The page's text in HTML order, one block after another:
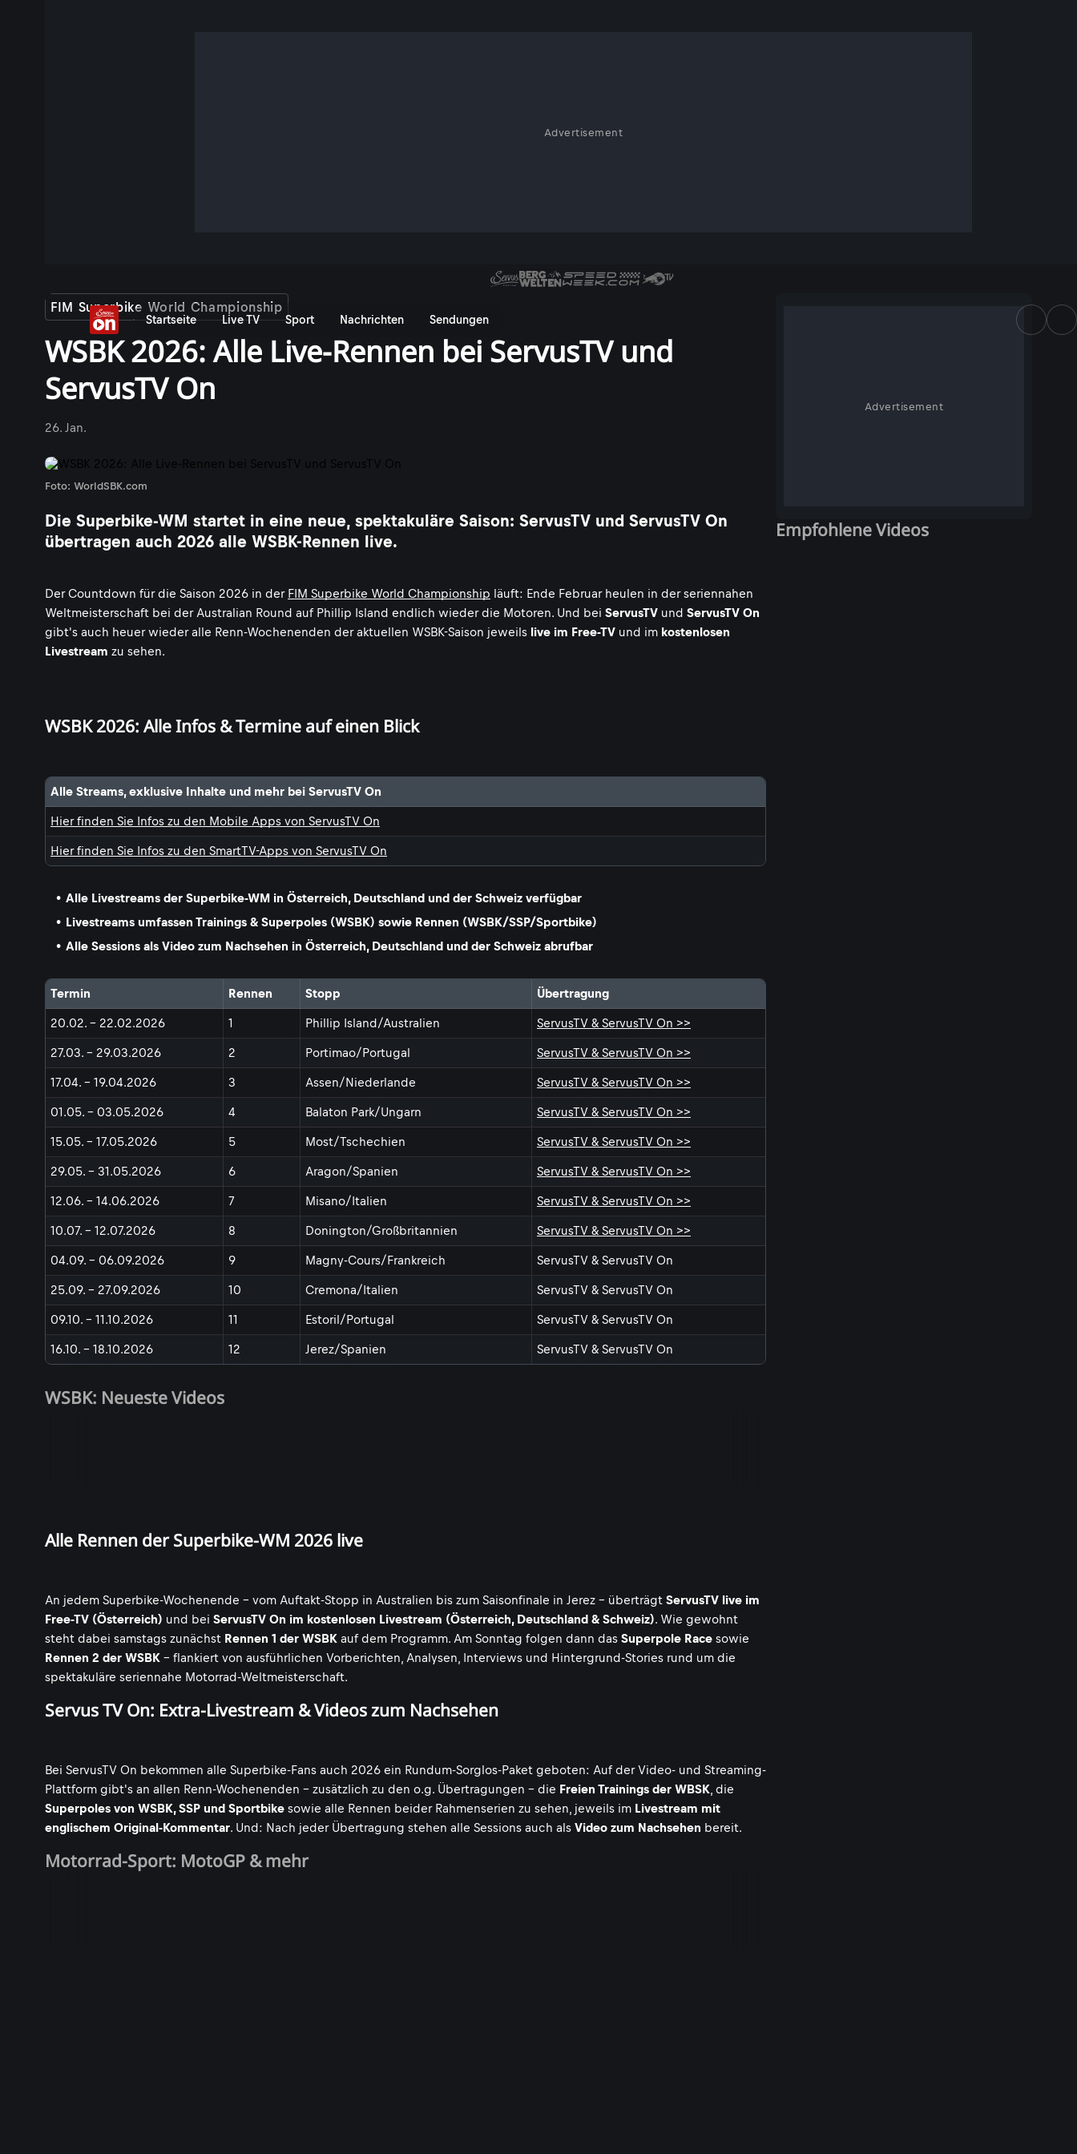
Advertisement
Startseite Live TV Sport Nachrichten Sendungen
FIM Superbike World Championship
WSBK 2026: Alle Live-Rennen bei ServusTV und
ServusTV On
26. Jan.
Foto: WorldSBK.com
Die Superbike-WM startet in eine neue, spektakuläre Saison: ServusTV und ServusTV On
übertragen auch 2026 alle WSBK-Rennen live.
Der Countdown für die Saison 2026 in der FIM Superbike World Championship läuft: Ende Februar heulen in der seriennahen
Weltmeisterschaft bei der Australian Round auf Phillip Island endlich wieder die Motoren. Und bei ServusTV und ServusTV On
gibt's auch heuer wieder alle Renn-Wochenenden der aktuellen WSBK-Saison jeweils live im Free-TV und im kostenlosen
Livestream zu sehen.
WSBK 2026: Alle Infos & Termine auf einen Blick
Alle Streams, exklusive Inhalte und mehr bei ServusTV On
Hier finden Sie Infos zu den Mobile Apps von ServusTV On
Hier finden Sie Infos zu den SmartTV-Apps von ServusTV On
Alle Livestreams der Superbike-WM in Österreich, Deutschland und der Schweiz verfügbar
Livestreams umfassen Trainings & Superpoles (WSBK) sowie Rennen (WSBK/SSP/Sportbike)
Alle Sessions als Video zum Nachsehen in Österreich, Deutschland und der Schweiz abrufbar
Termin Rennen Stopp Übertragung
20.02. - 22.02.2026 1 Phillip Island/Australien ServusTV & ServusTV On >>
27.03. - 29.03.2026 2 Portimao/Portugal ServusTV & ServusTV On >>
17.04. - 19.04.2026 3 Assen/Niederlande ServusTV & ServusTV On >>
01.05. - 03.05.2026 4 Balaton Park/Ungarn ServusTV & ServusTV On >>
15.05. - 17.05.2026 5 Most/Tschechien ServusTV & ServusTV On >>
29.05. - 31.05.2026 6 Aragon/Spanien ServusTV & ServusTV On >>
12.06. - 14.06.2026 7 Misano/Italien ServusTV & ServusTV On >>
10.07. - 12.07.2026 8 Donington/Großbritannien ServusTV & ServusTV On >>
04.09. - 06.09.2026 9 Magny-Cours/Frankreich ServusTV & ServusTV On
25.09. - 27.09.2026 10 Cremona/Italien ServusTV & ServusTV On
09.10. - 11.10.2026 11 Estoril/Portugal ServusTV & ServusTV On
16.10. - 18.10.2026 12 Jerez/Spanien ServusTV & ServusTV On
WSBK: Neueste Videos
Alle Rennen der Superbike-WM 2026 live
An jedem Superbike-Wochenende - vom Auftakt-Stopp in Australien bis zum Saisonfinale in Jerez - überträgt ServusTV live im
Free-TV (Österreich) und bei ServusTV On im kostenlosen Livestream (Österreich, Deutschland & Schweiz). Wie gewohnt
steht dabei samstags zunächst Rennen 1 der WSBK auf dem Programm. Am Sonntag folgen dann das Superpole Race sowie
Rennen 2 der WSBK - flankiert von ausführlichen Vorberichten, Analysen, Interviews und Hintergrund-Stories rund um die
spektakuläre seriennahe Motorrad-Weltmeisterschaft.
Servus TV On: Extra-Livestream & Videos zum Nachsehen
Bei ServusTV On bekommen alle Superbike-Fans auch 2026 ein Rundum-Sorglos-Paket geboten: Auf der Video- und Streaming-
Plattform gibt's an allen Renn-Wochenenden - zusätzlich zu den o.g. Übertragungen - die Freien Trainings der WBSK , die
Superpoles von WSBK, SSP und Sportbike sowie alle Rennen beider Rahmenserien zu sehen, jeweils im Livestream mit
englischem Original-Kommentar. Und: Nach jeder Übertragung stehen alle Sessions auch als Video zum Nachsehen bereit.
Motorrad-Sport: MotoGP & mehr
Advertisement
Empfohlene Videos